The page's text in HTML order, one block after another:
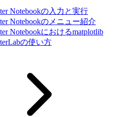
Notebookの入力と実行
Notebookのメニュー紹介
Notebookにおけるmatplotlib
の使い方